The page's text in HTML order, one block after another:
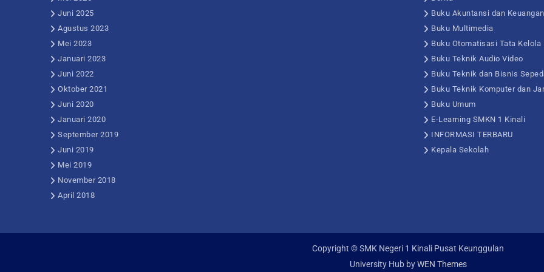
Juni 2025
Agustus 2023
Mei 2023
Januari 2023
Juni 2022
Oktober 2021
Juni 2020
Januari 2020
September 2019
Juni 2019
Mei 2019
November 2018
April 2018
Buku Akuntansi dan
Buku Multimedia
Buku Otomatisasi Tata Kelola
Buku Teknik Audio Video
Buku Teknik dan Bisnis
Buku Teknik Komputer dan
Buku Umum
E-Learning SMKN 1 Kinali
INFORMASI TERBARU
Kepala Sekolah
Copyright © SMK Negeri 1 Kinali Pusat Keunggulan
University Hub byWEN Themes